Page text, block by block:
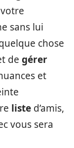
sans lui
chose
de gérer
et
liste d’amis,
vous sera